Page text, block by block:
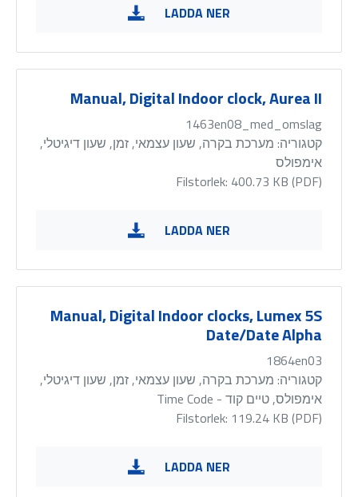
LADDA NER
Manual, Digital Indoor clock, Aurea II
1463en08_med_omslag
קטגוריה: מערכת בקרה, שעון עצמאי, זמן, שעון דיגיטלי,
אימפולס
Filstorlek: 400.73 KB (PDF)
LADDA NER
Manual, Digital Indoor clocks, Lumex 5S
Date/Date Alpha
1864en03
קטגוריה: מערכת בקרה, שעון עצמאי, זמן, שעון דיגיטלי,
אימפולס, טיים קוד - Time Code
Filstorlek: 119.24 KB (PDF)
LADDA NER